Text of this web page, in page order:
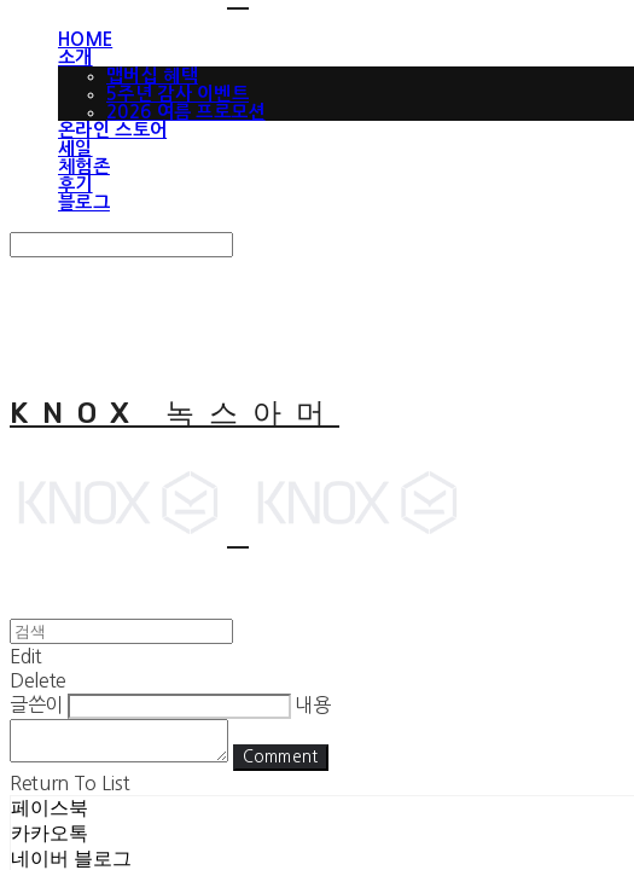
HOME
소개
맵버십 혜택
5주년 감사 이벤트
2026 여름 프로모션
온라인 스토어
세일
체험존
후기
블로그
KNOX 녹스아머
Edit
Delete
글쓴이
내용
Comment
Return To List
페이스북
카카오톡
네이버 블로그